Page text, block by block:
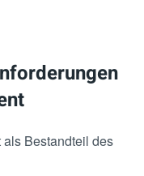
Bestandteil des